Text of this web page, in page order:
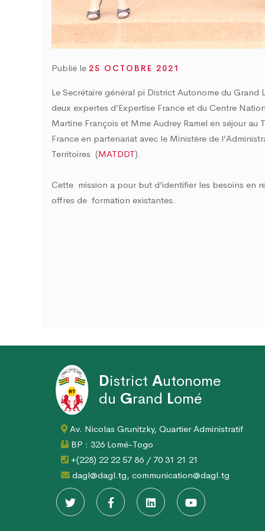
Publié le 25 OCTOBRE 2021
Le Secrétaire général pi District Autonome du Grand
deux expertes d’Expertise France et du Centre
Martine François et Mme Audrey Ramel en séjour
France en partenariat avec le Ministère de
Territoires (MATDDT).
Cette mission a pour but d’identifier les besoins en
offres de formation existantes.
District Autonome
du Grand Lomé
Av. Nicolas Grunitzky, Quartier Administratif
BP : 326 Lomé-Togo
+(228) 22 22 57 86 / 70 31 21 21
dagl@dagl.tg, communication@dagl.tg